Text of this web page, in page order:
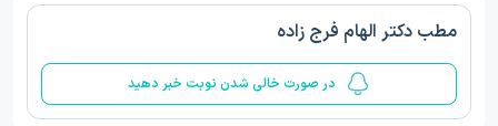
مطب دکتر الهام فرج زاده
در صورت خالی شدن نوبت خبر دهید